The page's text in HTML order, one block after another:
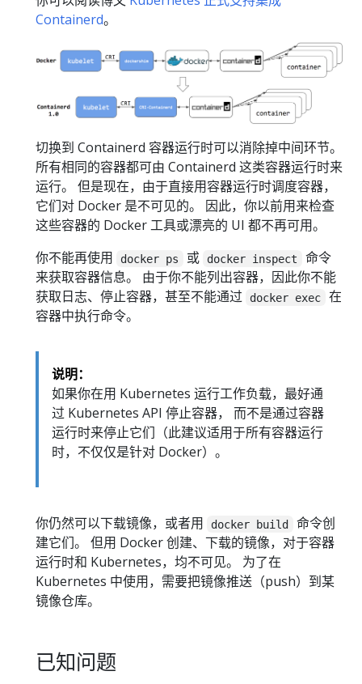
Containerd。
切换到 Containerd 容器运行时可以消除掉中间环节。
所有相同的容器都可由 Containerd 这类容器运行时来
运行。 但是现在，由于直接用容器运行时调度容器，
它们对 Docker 是不可见的。 因此，你以前用来检查
这些容器的 Docker 工具或漂亮的 UI 都不再可用。
你不能再使用
docker ps 或 docker inspect
命令
来获取容器信息。 由于你不能列出容器，因此你不能
获取日志、停止容器，甚至不能通过
docker exec
在
容器中执行命令。
说明：
如果你在用 Kubernetes 运行工作负载，最好通
过 Kubernetes API 停止容器， 而不是通过容器
运行时来停止它们（此建议适用于所有容器运行
时，不仅仅是针对 Docker）。
你仍然可以下载镜像，或者用 docker build
命令创
建它们。 但用 Docker 创建、下载的镜像，对于容器
运行时和 Kubernetes，均不可见。 为了在
Kubernetes 中使用，需要把镜像推送（push）到某
镜像仓库。
已知问题